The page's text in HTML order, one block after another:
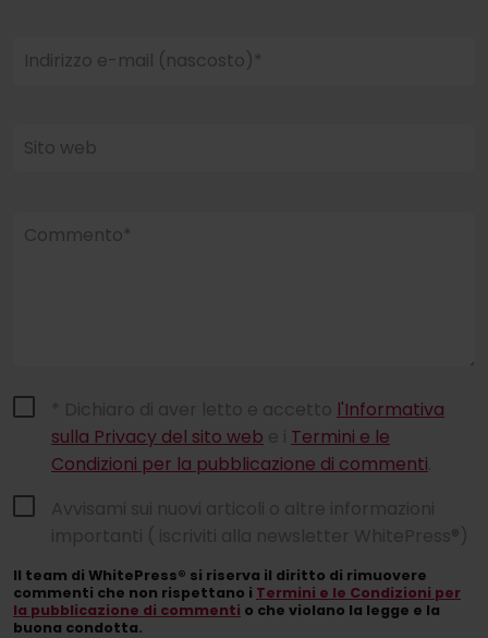
Indirizzo e-mail (nascosto)*
Sito web
Commento*
* Dichiaro di aver letto e accetto l'Informativa
sulla Privacy del sito web e i Termini e le
Condizioni per la pubblicazione di commenti
Avvisami sui nuovi articoli o altre informazioni
importanti ( iscriviti alla newsletter WhitePress®)
Il team di WhitePress® si riserva il diritto di rimuovere
commenti che non rispettano i Termini e le Condizioni per
la pubblicazione di commenti o che violano la legge e la
buona condotta.